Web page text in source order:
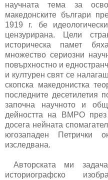
научната тема за
македонските българи
1919 г. бе
цензурирана. Цели
историческа памет
множество сериозни
повърхностно и
и културен свят се
скопска македонистка
последните десетилетия
започна научното и
дейността на ВМРО
досега нейната
югозападен Петрички
изследвана.
Авторската ми
историографско